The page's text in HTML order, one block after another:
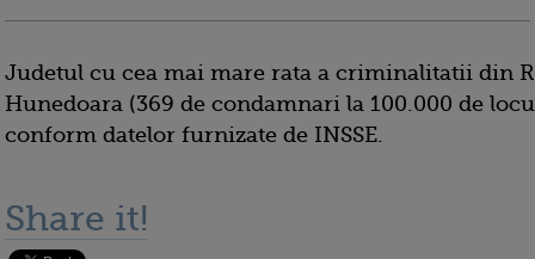
Judetul cu cea mai mare rata a criminalitatii din
Hunedoara (369 de condamnari la 100.000 de
conform datelor furnizate de INSSE.
Share it!